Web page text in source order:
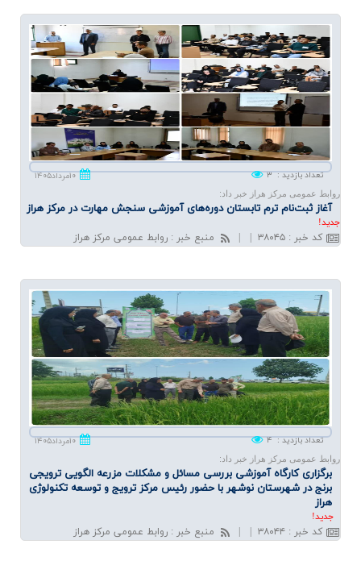
۱۰مرداد۱۴۰۵ تعداد بازدید: ۳
روابط عمومی مرکز هراز خبر داد:
آغاز ثبت‌نام ترم تابستان دوره‌های آموزشی سنجش مهارت در مركز هراز
جديد!
کد خبر : ۳۸۰۴۵ منبع خبر : روابط عمومی مرکز هراز
۱۰مرداد۱۴۰۵ تعداد بازدید: ۴
روابط عمومی مرکز هراز خبر داد:
برگزاری كارگاه آموزشی بررسی مسائل و مشكلات مزرعه الگویی ترویجی
برنج در شهرستان نوشهر با حضور رئیس مركز ترویج و توسعه تكنولوژی
هراز
جديد!
کد خبر : ۳۸۰۴۴ منبع خبر : روابط عمومی مرکز هراز